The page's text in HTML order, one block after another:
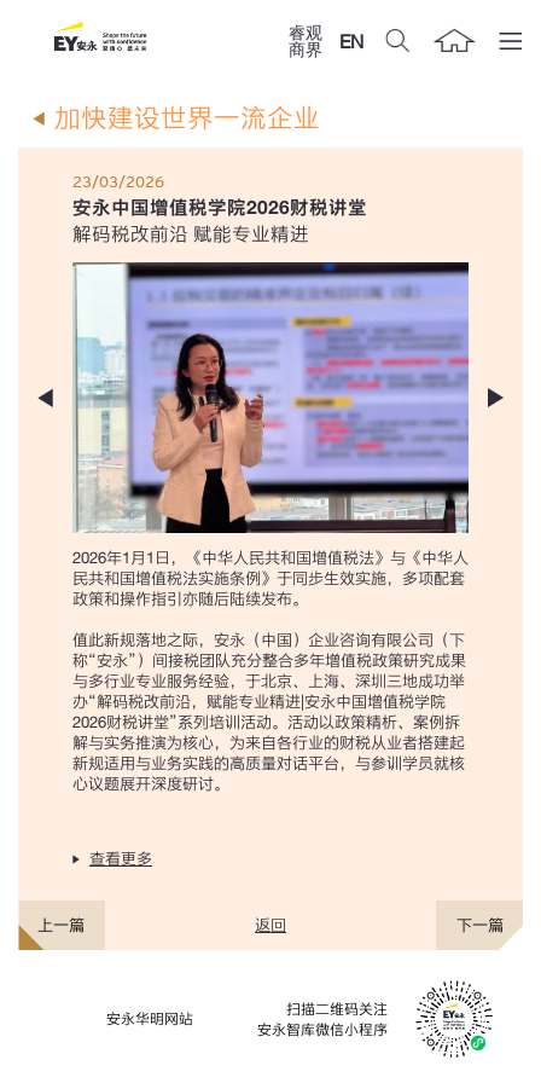
睿观
商界
EN
加快建设世界一流企业
23/03/2026
安永中国增值税学院2026财税讲堂
解码税改前沿 赋能专业精进
2026年1月1日，《中华人民共和国增值税法》与《中华人
民共和国增值税法实施条例》于同步生效实施，多项配套
政策和操作指引亦随后陆续发布。
值此新规落地之际，安永（中国）企业咨询有限公司（下
称“安永”）间接税团队充分整合多年增值税政策研究成果
与多行业专业服务经验，于北京、上海、深圳三地成功举
办“解码税改前沿，赋能专业精进|安永中国增值税学院
2026财税讲堂”系列培训活动。活动以政策精析、案例拆
解与实务推演为核心，为来自各行业的财税从业者搭建起
新规适用与业务实践的高质量对话平台，与参训学员就核
心议题展开深度研讨。
查看更多
上一篇 返回 下一篇
安永华明网站
扫描二维码关注
安永智库微信小程序